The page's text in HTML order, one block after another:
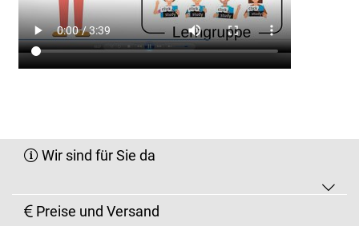
Wir sind für Sie da
Preise und Versand